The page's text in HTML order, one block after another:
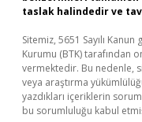
taslak halindedir ve
Sitemiz, 5651 Sayılı
Kurumu (BTK) tarafından
vermektedir. Bu nedenle,
veya araştırma
yazdıkları içeriklerin
bu sorumluluğu kabul